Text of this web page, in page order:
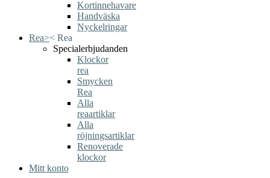
Kortinnehavare
Handväska
Nyckelringar
Rea>< Rea
Specialerbjudanden
Klockor
rea
Smycken
Rea
Alla
reaartiklar
Alla
röjningsartiklar
Renoverade
klockor
Mitt konto